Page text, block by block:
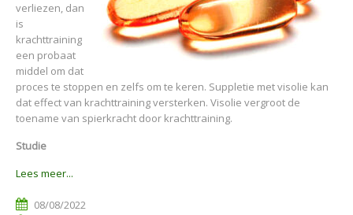
verliezen, dan
is
krachttraining
een probaat
middel om dat
proces te stoppen en zelfs om te keren. Suppletie met visolie kan
dat effect van krachttraining versterken. Visolie vergroot de
toename van spierkracht door krachttraining.
Studie
Lees meer...
08/08/2022